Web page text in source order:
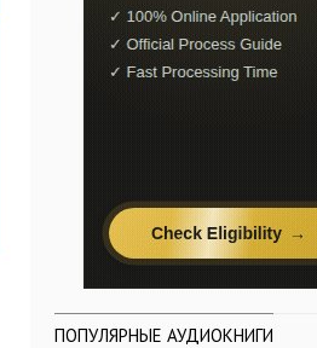
ПОПУЛЯРНЫЕ АУДИОКНИГИ